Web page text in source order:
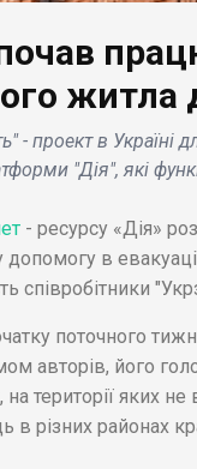
почав
житла
- проект в Україні
"Дія", які
- ресурсу «Дія»
в
співробітники
поточного
авторів, його
території яких не
в різних районах
на
.